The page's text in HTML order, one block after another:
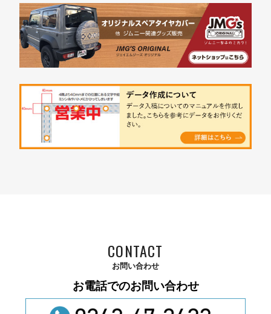
CONTACT
お問い合わせ
お電話でのお問い合わせ